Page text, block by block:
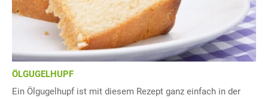
ÖLGUGELHUPF
Ein Ölgugelhupf ist mit diesem Rezept ganz einfach in der